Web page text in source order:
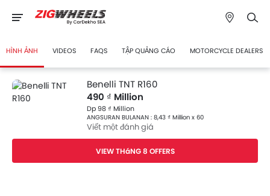
HÌNH ẢNH VIDEOS FAQS TẬP QUẢNG CÁO MOTORCYCLE DEALERS
Benelli TNT R160
490 ₫ Million
Dp 98 ₫ Million
ANGSURAN BULANAN : 8,43 ₫ Million x 60
Viết một đánh giá
VIEW THáNG 8 OFFERS